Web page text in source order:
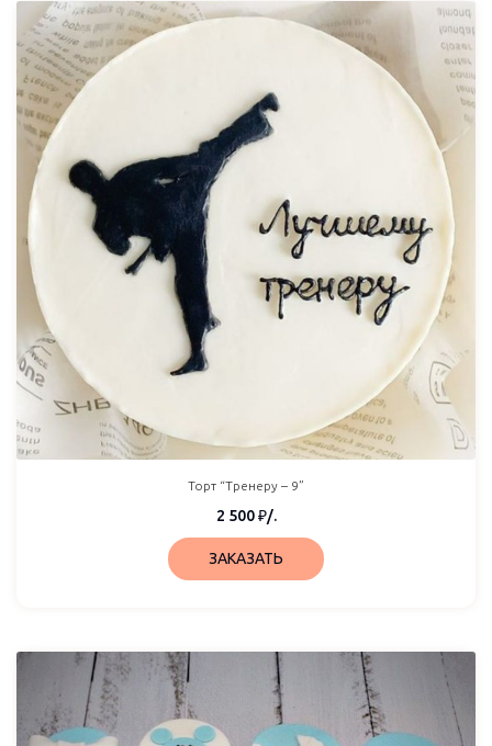
Торт “Тренеру – 9”
2 500₽/.
ЗАКАЗАТЬ